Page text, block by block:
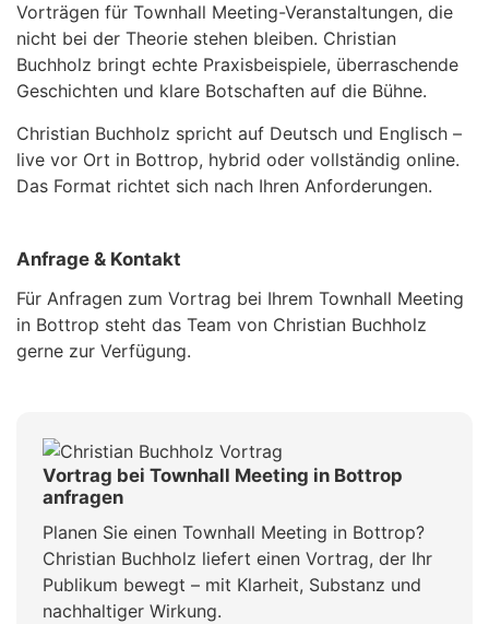
Vorträgen für Townhall Meeting-Veranstaltungen, die
nicht bei der Theorie stehen bleiben. Christian
Buchholz bringt echte Praxisbeispiele, überraschende
Geschichten und klare Botschaften auf die Bühne.
Christian Buchholz spricht auf Deutsch und Englisch –
live vor Ort in Bottrop, hybrid oder vollständig online.
Das Format richtet sich nach Ihren Anforderungen.
Anfrage & Kontakt
Für Anfragen zum Vortrag bei Ihrem Townhall Meeting
in Bottrop steht das Team von Christian Buchholz
gerne zur Verfügung.
Vortrag bei Townhall Meeting in Bottrop
anfragen
Planen Sie einen Townhall Meeting in Bottrop?
Christian Buchholz liefert einen Vortrag, der Ihr
Publikum bewegt – mit Klarheit, Substanz und
nachhaltiger Wirkung.